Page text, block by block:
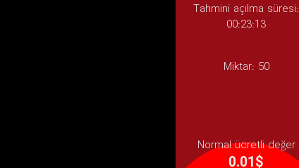
Tahmini açılma süresi:
00:23:13
Miktar: 50
Normal ücretli değer
0.01$